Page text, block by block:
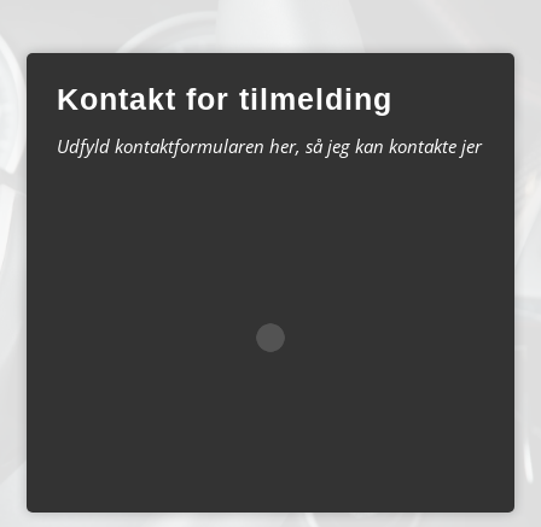
Kontakt for tilmelding
Udfyld kontaktformularen her, så jeg kan kontakte jer